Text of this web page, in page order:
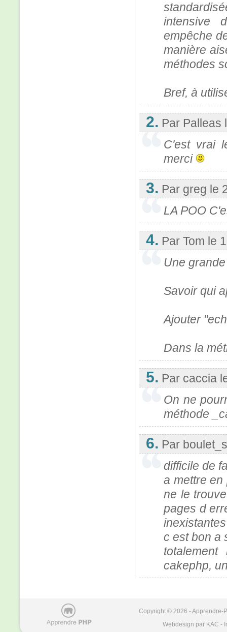
intensive
empêche
manière
méthodes
Bref, à
2. Par Palleas
C'est vrai
merci
3. Par greg le
LA POO
4. Par Tom le
Une
Savoir qui
Ajouter
Dans la
5. Par caccia
On ne
méthode
6. Par
difficile de
a mettre
ne le
pages d
c est bon a
cakephp,
Copyright © 2026 - Apprendre-
Webdesign par KAC -